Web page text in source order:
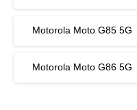
Motorola Moto G85 5G
Motorola Moto G86 5G